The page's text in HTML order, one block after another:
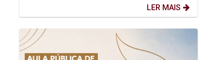
LER MAIS